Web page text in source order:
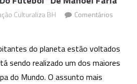
Culturaliza BH
Comentários
do planeta estão voltados
sendo realizado um dos maiores
do Mundo. O assunto mais